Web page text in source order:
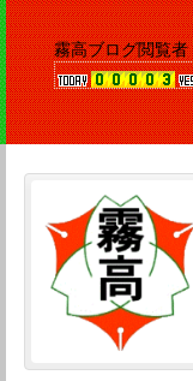
霧高ブログ閲覧者